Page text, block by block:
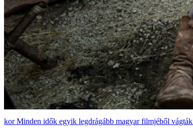
Minden idők egyik legdrágább magyar filmjéből